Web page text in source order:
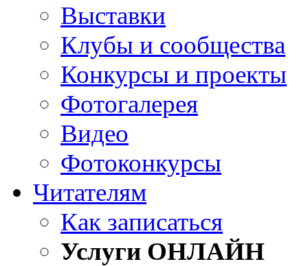
Выставки
Клубы и сообщества
Конкурсы и проекты
Фотогалерея
Видео
Фотоконкурсы
Читателям
Как записаться
Услуги ОНЛАЙН